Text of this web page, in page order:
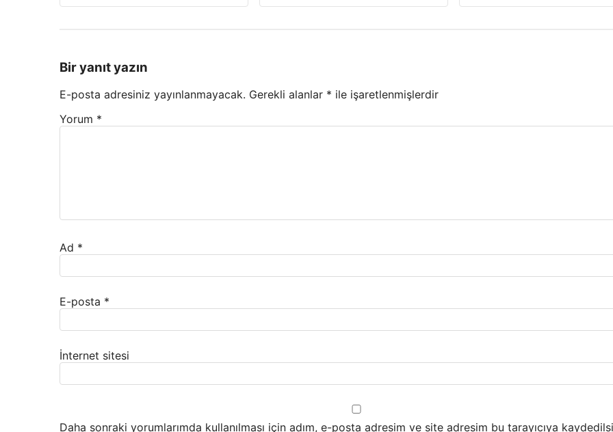
Bir yanıt yazın
E-posta adresiniz yayınlanmayacak. Gerekli alanlar * ile işaretlenmişlerdir
Yorum *
Ad *
E-posta *
İnternet sitesi
Daha sonraki yorumlarımda kullanılması için adım, e-posta adresim ve site adresim bu tarayıcıya